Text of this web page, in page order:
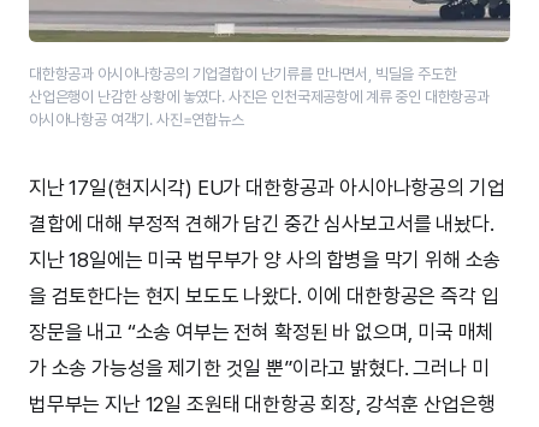
대한항공과 아시아나항공의 기업결합이 난기류를 만나면서, 빅딜을 주도한
산업은행이 난감한 상황에 놓였다. 사진은 인천국제공항에 계류 중인 대한항공과
아시아나항공 여객기. 사진=연합뉴스
지난 17일(현지시각) EU가 대한항공과 아시아나항공의 기업
결합에 대해 부정적 견해가 담긴 중간 심사보고서를 내놨다.
지난 18일에는 미국 법무부가 양 사의 합병을 막기 위해 소송
을 검토한다는 현지 보도도 나왔다. 이에 대한항공은 즉각 입
장문을 내고 “소송 여부는 전혀 확정된 바 없으며, 미국 매체
가 소송 가능성을 제기한 것일 뿐”이라고 밝혔다. 그러나 미
법무부는 지난 12일 조원태 대한항공 회장, 강석훈 산업은행